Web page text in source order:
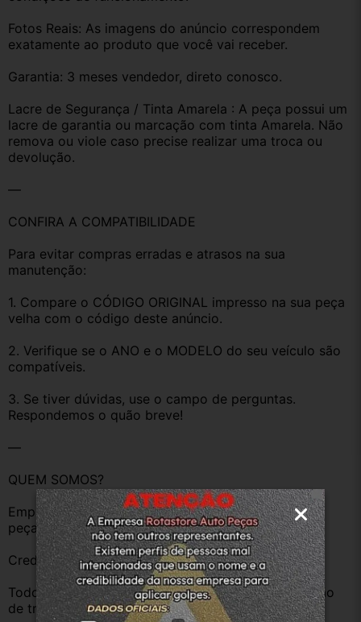
Fotos Reais: As imagens do anúncio correspondem
exatamente ao produto que você vai receber.
Garantia: 3 meses vendedor, direto conosco.
Lacre de Segurança / Tinta Amarela : A peça possui um
lacre de garantia ou marcação com tinta Amarela. Não
remova ou viole caso precise realizar uma troca ou
devolução.
—
CONFIRA A COMPATIBILIDADE
Para evitar compras erradas e atrasos na sua
manutenção:
1. Compare o CÓDIGO ORIGINAL impresso na sua peça
velha com o código deste anúncio.
2. Verifique se o ANO e o MODELO do seu veículo são
compatíveis.
3. Se tiver dúvidas, use o campo de perguntas.
Respondemos o quão breve!
—
QUEM SOMOS?
Empresa atuando desde 2011 no mercado de auto
peças.
Credenciada pelo DETRAN-SC.
Todos os veículos possuem baixa definitiva no órgão
de trânsito.